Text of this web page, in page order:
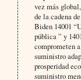
vez más
de la cadena
Biden 14001
pública ” y
comprometen
suministro
prosperidad
suministro